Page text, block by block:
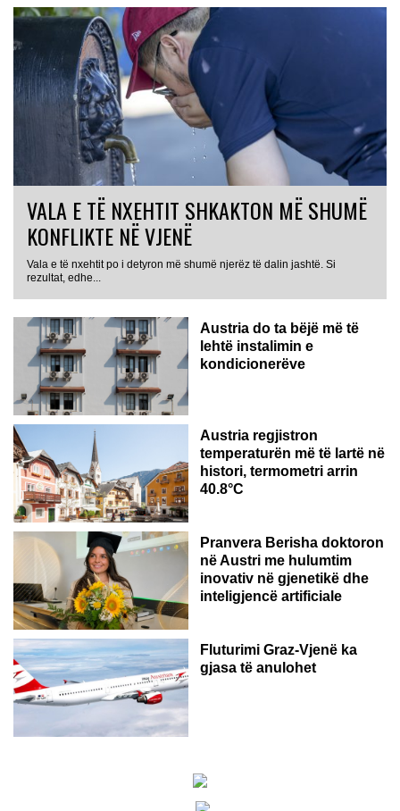
VALA E TË NXEHTIT SHKAKTON MË SHUMË
KONFLIKTE NË VJENË
Vala e të nxehtit po i detyron më shumë njerëz të dalin jashtë. Si
rezultat, edhe...
Austria do ta bëjë më të
lehtë instalimin e
kondicionerëve
Austria regjistron
temperaturën më të lartë në
histori, termometri arrin
40.8°C
AUSTRI
Pranvera Berisha doktoron
në Austri me hulumtim
inovativ në gjenetikë dhe
inteligjencë artificiale
Fluturimi Graz-Vjenë ka
gjasa të anulohet